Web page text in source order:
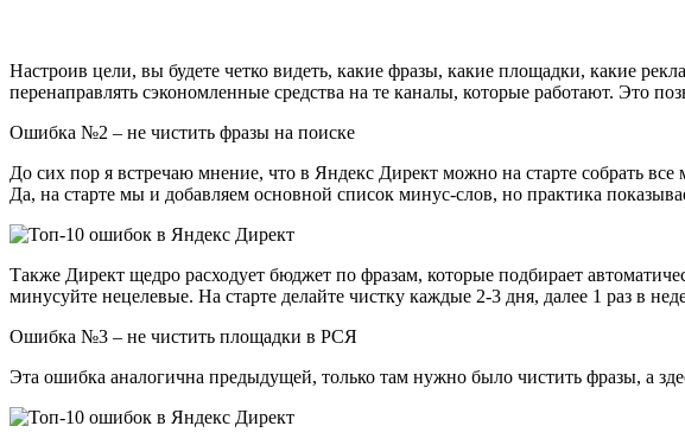
Настроив цели, вы будете четко видеть, какие фразы, какие площадки, какие
перенаправлять сэкономленные средства на те каналы, которые работают. Это
Ошибка №2 – не чистить фразы на поиске
До сих пор я встречаю мнение, что в Яндекс Директ можно на старте собрать
Да, на старте мы и добавляем основной список минус-слов, но практика
Также Директ щедро расходует бюджет по фразам, которые подбирает
минусуйте нецелевые. На старте делайте чистку каждые 2-3 дня, далее 1 раз в
Ошибка №3 – не чистить площадки в РСЯ
Эта ошибка аналогична предыдущей, только там нужно было чистить фразы, а